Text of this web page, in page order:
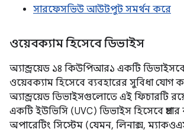
সারফেসভিউ আউটপুট সমর্থন করে
ওয়েবক্যাম হিসেবে ডিভাইস
অ্যান্ড্রয়েড ১৪ কিউপিআর১ একটি
ওয়েবক্যাম হিসেবে ব্যবহারের সুবিধা যোগ
অ্যান্ড্রয়েড ডিভাইসগুলোতে এই ফিচারটি
একটি ইউভিসি (UVC) ডিভাইস হিসেবে প্রচার
অপারেটিং সিস্টেম (যেমন, লিনাক্স,